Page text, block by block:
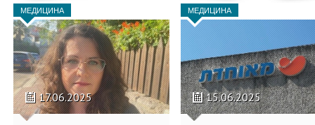
МЕДИЦИНА
17.06.2025
МЕДИЦИНА
15.06.2025